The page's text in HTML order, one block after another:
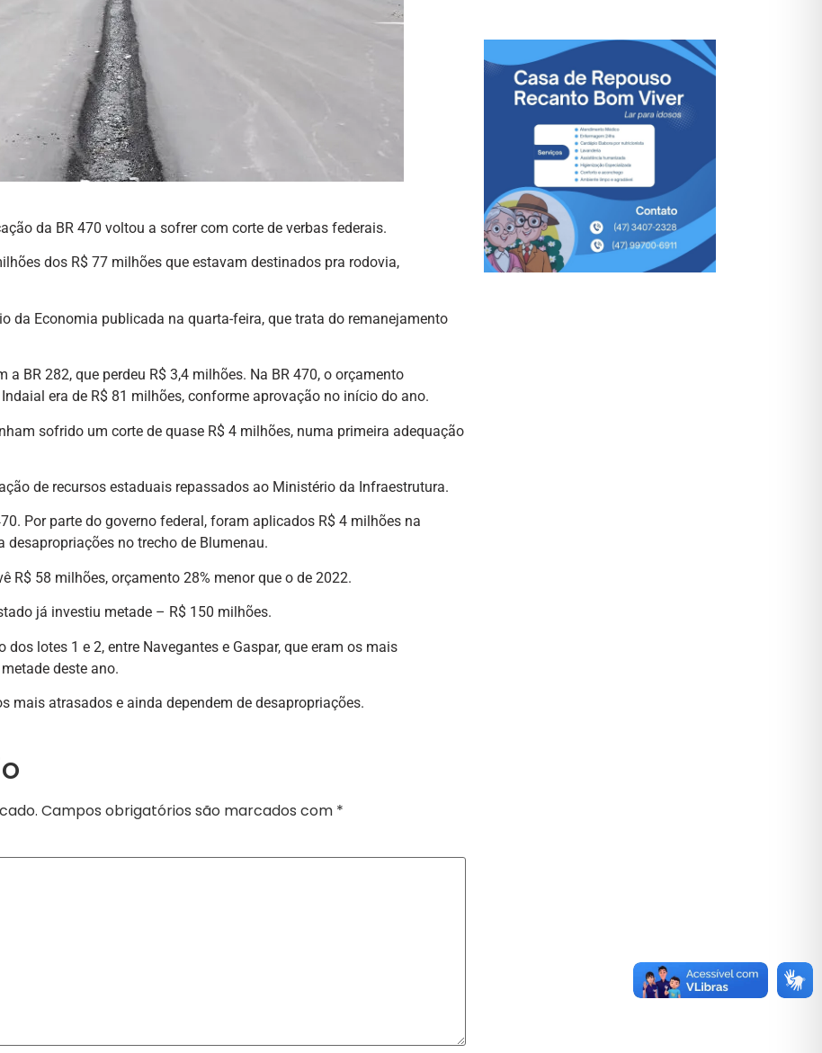
da BR 470 voltou a sofrer com corte de verbas federais.
dos R$ 77 milhões que estavam destinados pra rodovia,
da Economia publicada na quarta-feira, que trata do remanejamento
BR 282, que perdeu R$ 3,4 milhões. Na BR 470, o orçamento
era de R$ 81 milhões, conforme aprovação no início do ano.
sofrido um corte de quase R$ 4 milhões, numa primeira adequação
de recursos estaduais repassados ao Ministério da Infraestrutura.
Por parte do governo federal, foram aplicados R$ 4 milhões na
no trecho de Blumenau.
R$ 58 milhões, orçamento 28% menor que o de 2022.
já investiu metade – R$ 150 milhões.
lotes 1 e 2, entre Navegantes e Gaspar, que eram os mais
deste ano.
mais atrasados e ainda dependem de desapropriações.
Campos obrigatórios são marcados com *